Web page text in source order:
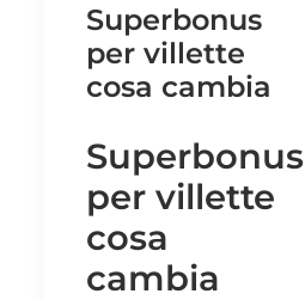
Superbonus
per villette
cosa cambia
Superbonus
per villette
cosa
cambia